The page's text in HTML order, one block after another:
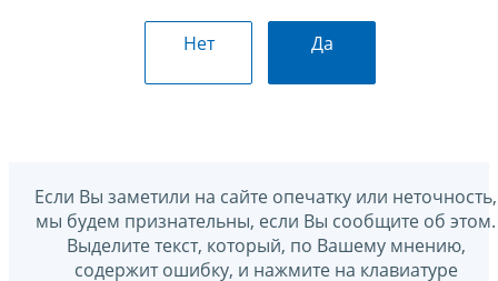
Нет Да
Если Вы заметили на сайте опечатку или неточность,
мы будем признательны, если Вы сообщите об этом.
Выделите текст, который, по Вашему мнению,
содержит ошибку, и нажмите на клавиатуре